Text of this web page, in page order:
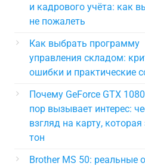
и кадрового учёта: как
не пожалеть
Как выбрать программу
управления складом:
ошибки и практические
Почему GeForce GTX
пор вызывает интерес:
взгляд на карту,
тон
Brother MS 50: реальные